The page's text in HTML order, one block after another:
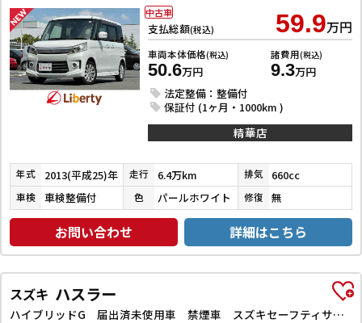
支払総額(税込) 59.9万円
車両本体価格(税込)
50.6万円
諸費用(税込)
9.3万円
法定整備：整備付
保証付 (1ヶ月・1000km )
中古車
精華店
年式 2013(平成25)年 走行 6.4万km 排気 660cc
車検 車検整備付 色 パールホワイト 修復 無
お問い合わせ 詳細はこちら
スズキ ハスラー
ハイブリッドG 届出済未使用車 禁煙車 スズキセーフティサポート アダプティブクルーズコントロール LEDヘッドライト スマートキー プッシュスタート アイドリングストップ 前席シートヒーター ステアリングスイッチ